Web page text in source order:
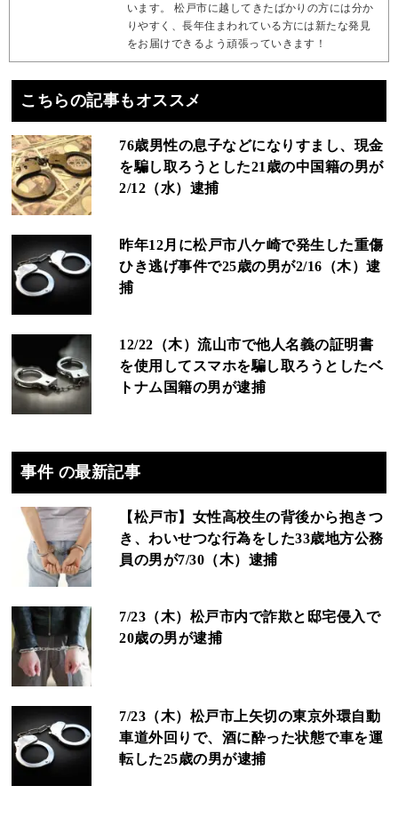
います。 松戸市に越してきたばかりの方には分か
りやすく、長年住まわれている方には新たな発見
をお届けできるよう頑張っていきます！
こちらの記事もオススメ
76歳男性の息子などになりすまし、現金
を騙し取ろうとした21歳の中国籍の男が
2/12（水）逮捕
昨年12月に松戸市八ケ崎で発生した重傷
ひき逃げ事件で25歳の男が2/16（木）逮
捕
12/22（木）流山市で他人名義の証明書
を使用してスマホを騙し取ろうとしたベ
トナム国籍の男が逮捕
事件 の最新記事
【松戸市】女性高校生の背後から抱きつ
き、わいせつな行為をした33歳地方公務
員の男が7/30（木）逮捕
7/23（木）松戸市内で詐欺と邸宅侵入で
20歳の男が逮捕
7/23（木）松戸市上矢切の東京外環自動
車道外回りで、酒に酔った状態で車を運
転した25歳の男が逮捕